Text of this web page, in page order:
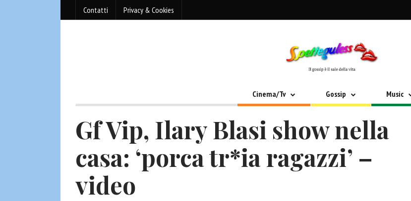
Contatti Privacy & Cookies
Cinema/Tv Gossip Music
Gf Vip, Ilary Blasi show nella
casa: ‘porca tr*ia ragazzi’ –
video